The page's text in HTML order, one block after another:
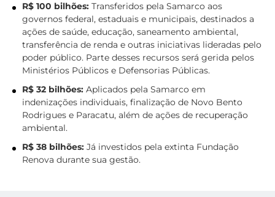
R$ 100 bilhões: Transferidos pela Samarco aos
governos federal, estaduais e municipais, destinados a
ações de saúde, educação, saneamento ambiental,
transferência de renda e outras iniciativas lideradas pelo
poder público. Parte desses recursos será gerida pelos
Ministérios Públicos e Defensorias Públicas.
R$ 32 bilhões: Aplicados pela Samarco em
indenizações individuais, finalização de Novo Bento
Rodrigues e Paracatu, além de ações de recuperação
ambiental.
R$ 38 bilhões: Já investidos pela extinta Fundação
Renova durante sua gestão.